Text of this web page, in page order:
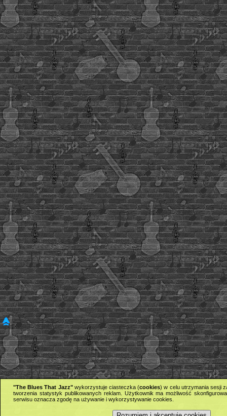
"The Blues That Jazz"wykorzystuje ciasteczka (cookies) w celu utrzymania sesji
tworzenia statystyk publikowanych reklam. Użytkownik ma możliwość
serwisu oznacza zgodę na używanie i wykorzystywanie cookies.